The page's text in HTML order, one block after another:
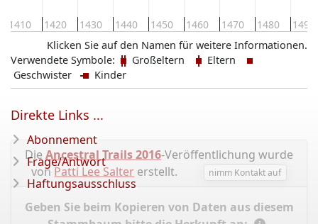
1410 1420 1430 1440 1450 1460 1470 1480 1490
Klicken Sie auf den Namen für weitere Informationen.
Verwendete Symbole:
Großeltern
Eltern
Geschwister
Kinder
Die Ancestral Trails 2016-Veröffentlichung wurde
von Patti Lee Salter erstellt. nimm Kontakt auf
Geben Sie beim Kopieren von Daten aus diesem
Direkte Links ...
Abonnement
Frage/Antwort
Haftungsausschluss